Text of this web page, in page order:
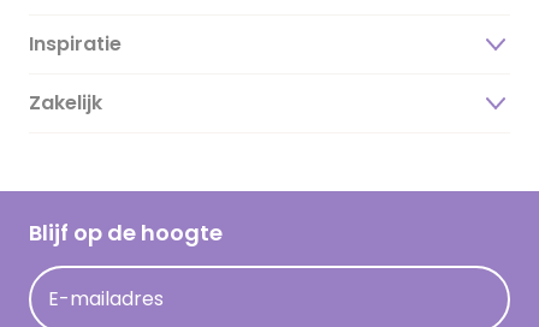
Over ons
Duurzaamheid
Hallmark Kaartclub
Acties
Persberichten
Inspiratie
Magazine
Cadeau inspiratie
Kaartinspiratie
Zakelijk
Blijf op de hoogte
E-mailadres